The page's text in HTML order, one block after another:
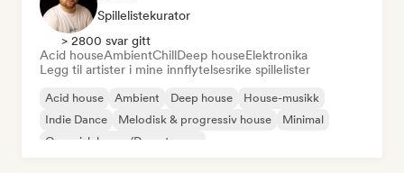
Spillelistekurator
> 2800 svar gitt
Acid houseAmbientChillDeep houseElektronika
Legg til artister i mine innflytelsesrike spillelister
Acid house Ambient Deep house
House-musikk
Indie Dance
Melodisk & progressiv house
Minimal
Organisk house/Downtempo